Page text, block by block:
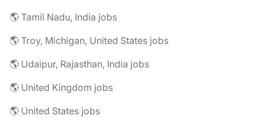
🌎 Tamil Nadu, India jobs
🌎 Troy, Michigan, United States jobs
🌎 Udaipur, Rajasthan, India jobs
🌎 United Kingdom jobs
🌎 United States jobs